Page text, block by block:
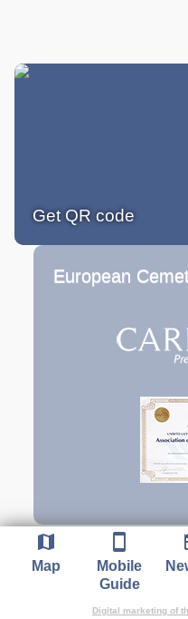
Get QR code
European
map
Map
smartphone
Mobile
Guide
Digital marketing of